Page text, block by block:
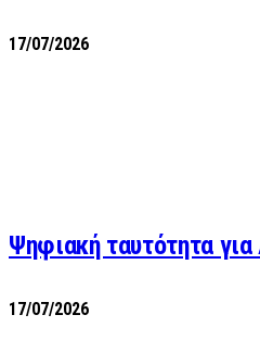
17/07/2026
Ψηφιακή ταυτότητα
17/07/2026